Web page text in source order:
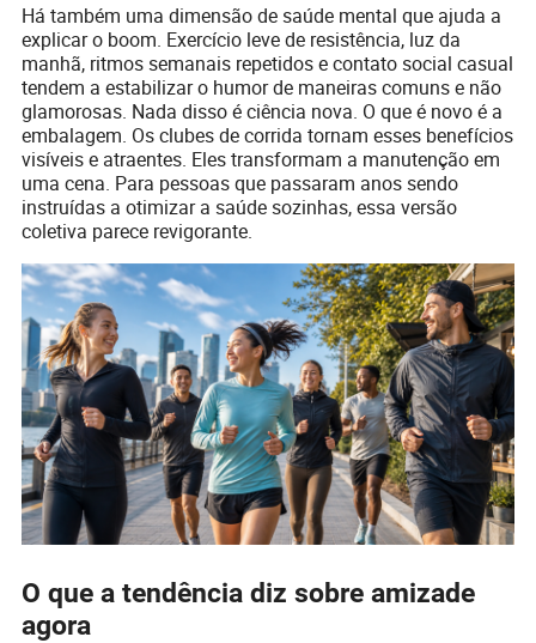
Há também uma dimensão de saúde mental que ajuda a
explicar o boom. Exercício leve de resistência, luz da
manhã, ritmos semanais repetidos e contato social casual
tendem a estabilizar o humor de maneiras comuns e não
glamorosas. Nada disso é ciência nova. O que é novo é a
embalagem. Os clubes de corrida tornam esses benefícios
visíveis e atraentes. Eles transformam a manutenção em
uma cena. Para pessoas que passaram anos sendo
instruídas a otimizar a saúde sozinhas, essa versão
coletiva parece revigorante.
O que a tendência diz sobre amizade
agora